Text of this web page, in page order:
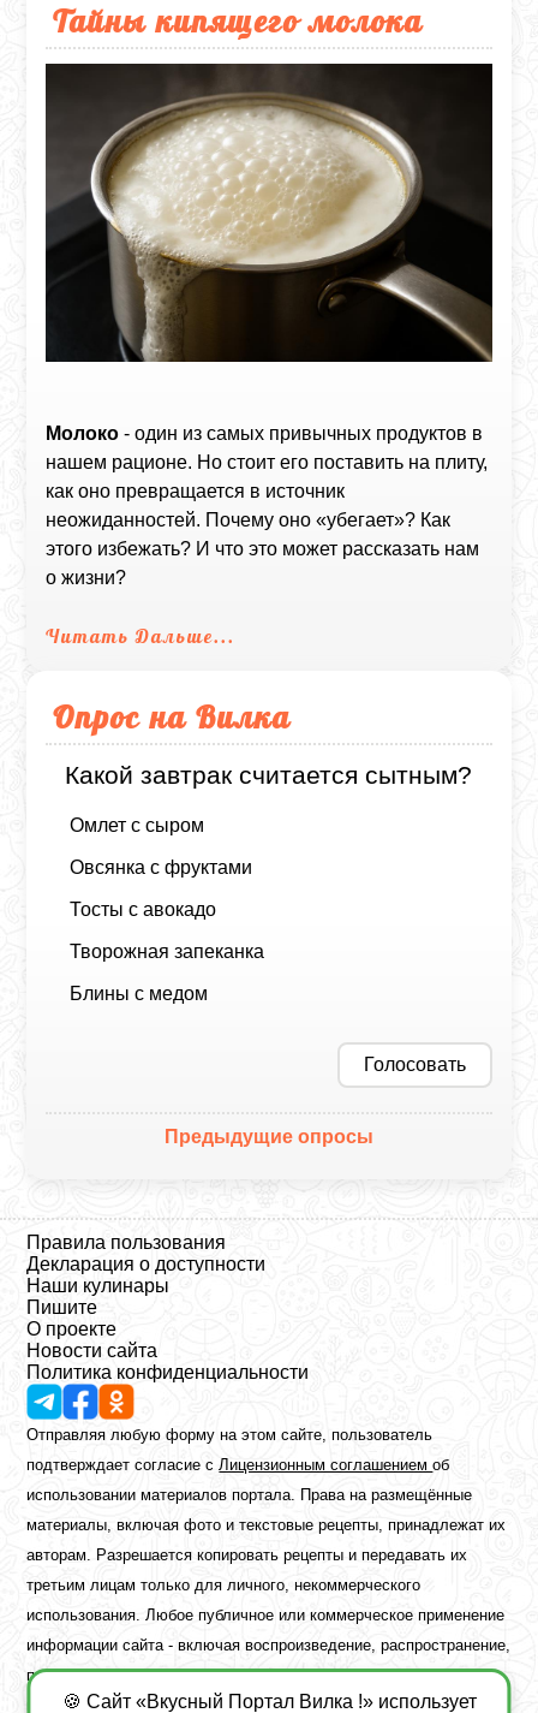
Тайны кипящего молока
Молоко - один из самых привычных продуктов в
нашем рационе. Но стоит его поставить на плиту,
как оно превращается в источник
неожиданностей. Почему оно «убегает»? Как
этого избежать? И что это может рассказать нам
о жизни?
Читать Дальше...
Опрос на Вилка
Какой завтрак считается сытным?
Омлет с сыром
Овсянка с фруктами
Тосты с авокадо
Творожная запеканка
Блины с медом
Голосовать
Предыдущие опросы
Правила пользования
Декларация о доступности
Наши кулинары
Пишите
О проекте
Новости сайта
Политика конфиденциальности
Отправляя любую форму на этом сайте, пользователь
подтверждает согласие сЛицензионным соглашениемоб
использовании материалов портала. Права на размещённые
материалы, включая фото и текстовые рецепты, принадлежат их
авторам. Разрешается копировать рецепты и передавать их
третьим лицам только для личного, некоммерческого
использования. Любое публичное или коммерческое применение
информации сайта - включая воспроизведение, распространение,
публикацию или обработку - возможно лишь при наличии
предварительного письменного разрешения правообладателя.
🍪 Сайт «Вкусный Портал Вилка !» использует